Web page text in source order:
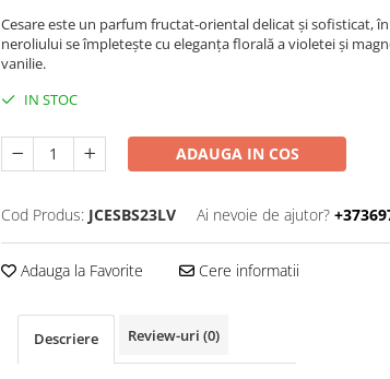
Cesare este un parfum fructat-oriental delicat și sofisticat,
neroliului se împletește cu eleganța florală a violetei și
vanilie.
IN STOC
ADAUGA IN COS
Cod Produs: JCESBS23LV Ai nevoie de ajutor?
Adauga la Favorite Cere informatii
Descriere Review-uri (0)